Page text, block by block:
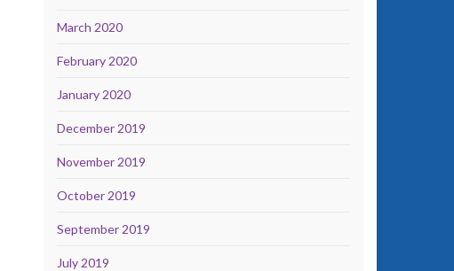
March 2020
February 2020
January 2020
December 2019
November 2019
October 2019
September 2019
July 2019